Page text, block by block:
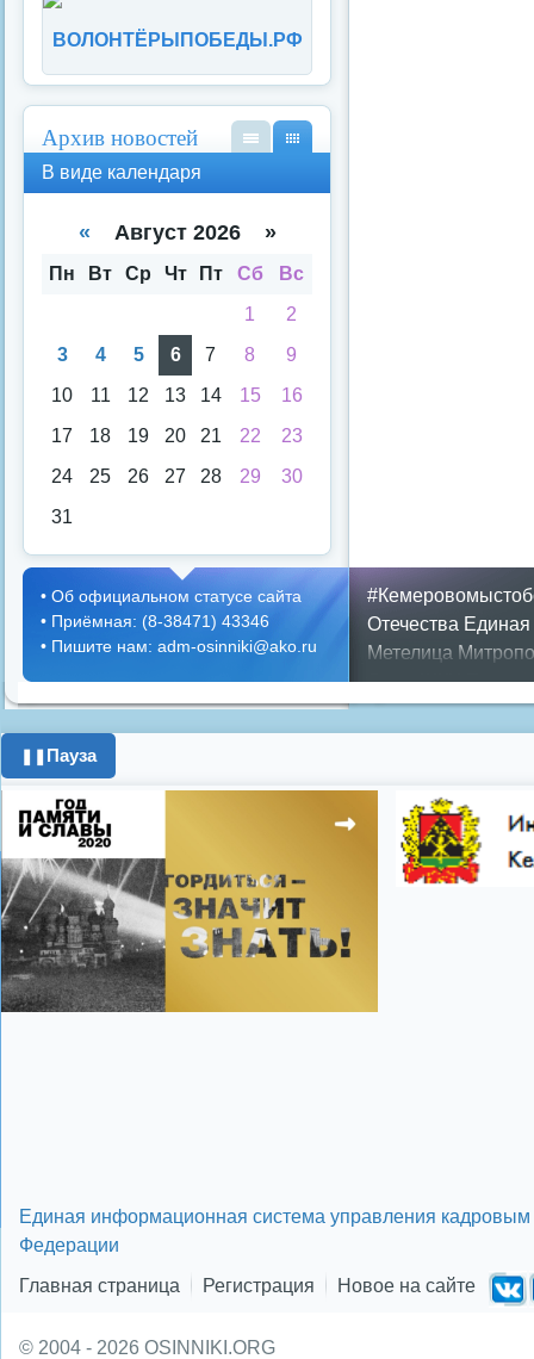
ВОЛОНТЁРЫПОБЕДЫ.РФ
Архив новостей
кал
аря
спи
В виде календаря
« Август 2026 »
Пн Вт Ср Чт Пт Сб
Вс
1
2
3
4 5 6 7 8
9
10
11 12 13 14 15
16
17
18 19 20 21 22
23
24
25 26 27 28 29
30
31
Отечества
Метелица
Днем ЖКХ
Противопожарная
день города
цифровое
Показать все теги
• Об официальном статусе сайта
• Приёмная: (8-38471) 43346
• Пишите нам: adm-osinniki@ako.ru
❚❚ Пауза
Единая информационная система управления кадровым
Федерации
Главная страница
Регистрация Новое на сайте
© 2004 - 2026 OSINNIKI.ORG